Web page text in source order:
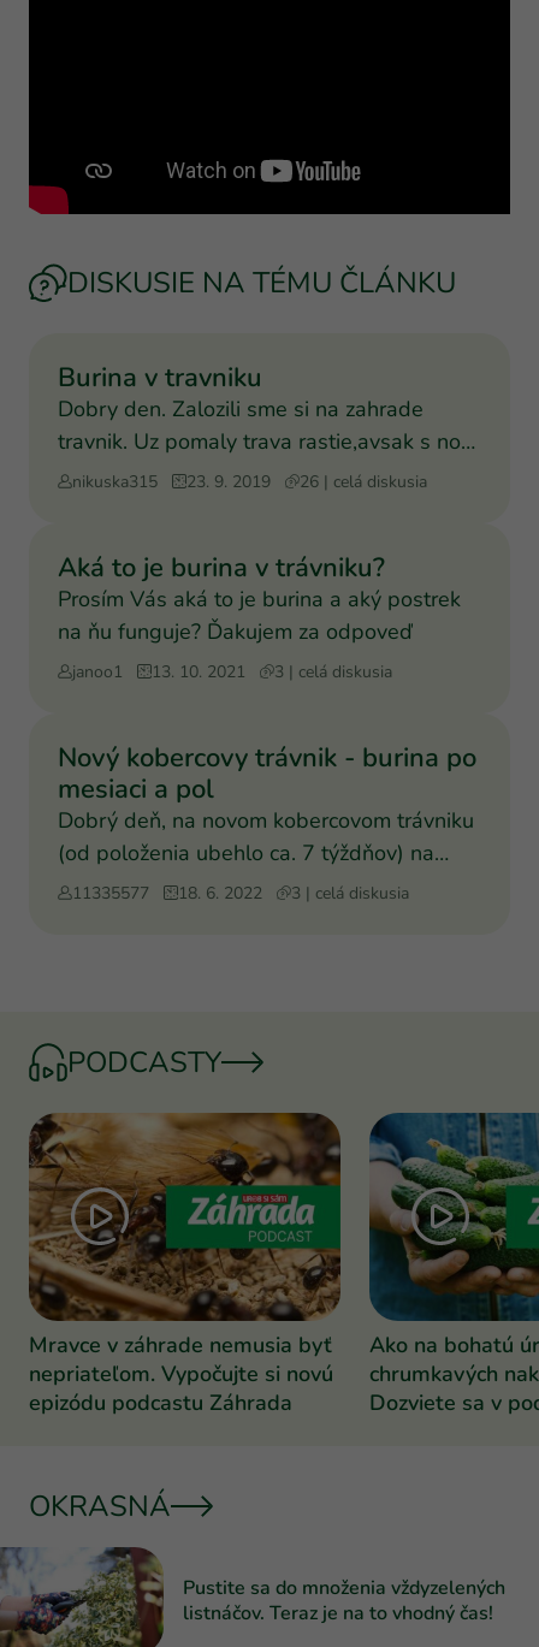
DISKUSIE NA TÉMU ČLÁNKU
Burina v travniku
Dobry den. Zalozili sme si na zahrade
travnik. Uz pomaly trava rastie,avsak s nou
rastie aj akasi fi
nikuska315 23. 9. 2019 26 | celá diskusia
Aká to je burina v trávniku?
Prosím Vás aká to je burina a aký postrek
na ňu funguje? Ďakujem za odpoveď
janoo1 13. 10. 2021 3 | celá diskusia
Nový kobercovy trávnik - burina po
mesiaci a pol
Dobrý deň, na novom kobercovom trávniku
(od položenia ubehlo ca. 7 týždňov) na
rozlohe ca 400 m2 k
11335577 18. 6. 2022 3 | celá diskusia
PODCASTY
Mravce v záhrade nemusia byť
nepriateľom. Vypočujte si novú
epizódu podcastu Záhrada
Ako na bohatú
chrumkavých
Dozviete sa v
OKRASNÁ
Pustite sa do množenia vždyzelených
listnáčov. Teraz je na to vhodný čas!